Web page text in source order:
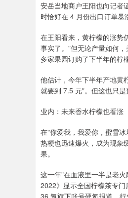
安岳当地商户王阳也向记者
时恰好在 4 月份出口订单暴
在王阳看来，黄柠檬的涨势
事实了。"但无论产量如何
多家果园订购了下半年的柠
他估计，今年下半年产地黄
就要到 7.5 元"。但这也只是
业内：未来香水柠檬也看涨
在"你爱我，我爱你，蜜雪
热梗也迅速爆火，成为现象
果。
这一年"在血液里一半是老
2022》显示全国柠檬茶专
36 氪旗下账号硬氪报道，